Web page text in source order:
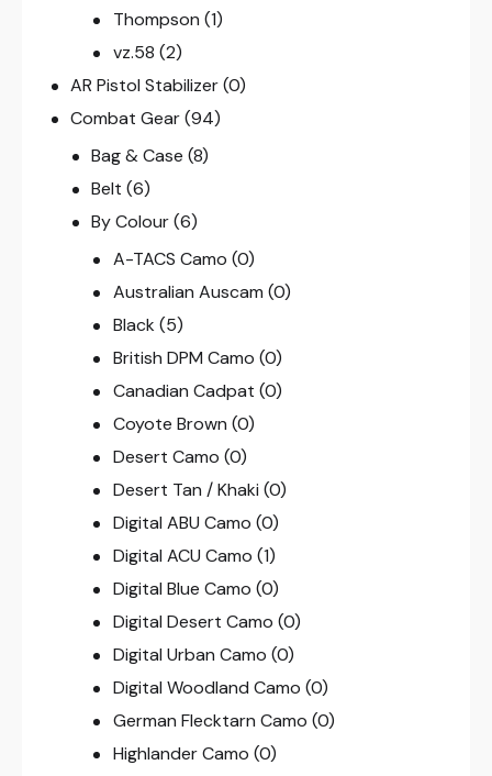
Thompson (1)
vz.58 (2)
AR Pistol Stabilizer(0)
Combat Gear(94)
Bag & Case (8)
Belt (6)
By Colour (6)
A-TACS Camo (0)
Australian Auscam (0)
Black (5)
British DPM Camo (0)
Canadian Cadpat (0)
Coyote Brown (0)
Desert Camo (0)
Desert Tan / Khaki (0)
Digital ABU Camo (0)
Digital ACU Camo (1)
Digital Blue Camo (0)
Digital Desert Camo (0)
Digital Urban Camo (0)
Digital Woodland Camo (0)
German Flecktarn Camo (0)
Highlander Camo (0)